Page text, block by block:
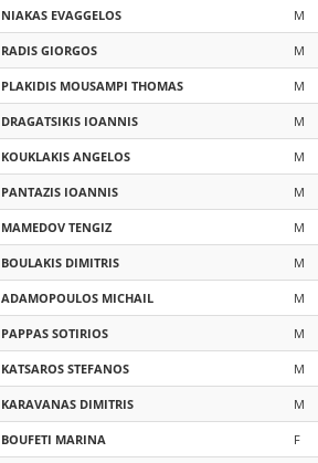
NIAKAS EVAGGELOS M
RADIS GIORGOS M
PLAKIDIS MOUSAMPI THOMAS M
DRAGATSIKIS IOANNIS M
KOUKLAKIS ANGELOS M
PANTAZIS IOANNIS M
MAMEDOV TENGIZ M
BOULAKIS DIMITRIS M
ADAMOPOULOS MICHAIL M
PAPPAS SOTIRIOS M
KATSAROS STEFANOS M
KARAVANAS DIMITRIS M
BOUFETI MARINA F